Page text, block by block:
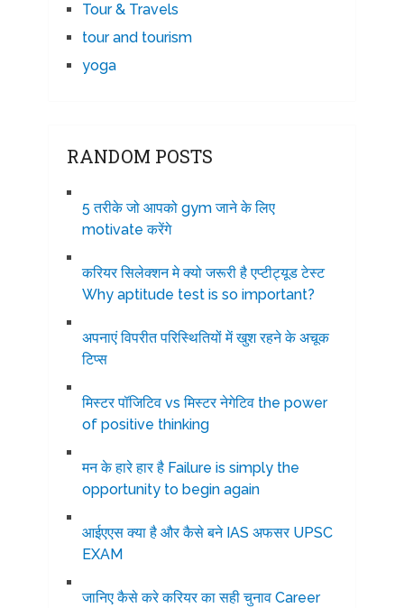
Tour & Travels
tour and tourism
yoga
RANDOM POSTS
5 तरीके जो आपको gym जाने के लिए
motivate करेंगे
करियर सिलेक्शन मे क्यो जरूरी है एप्टीट्यूड टेस्ट
Why aptitude test is so important?
अपनाएं विपरीत परिस्थितियों में खुश रहने के अचूक
टिप्स
मिस्टर पॉजिटिव vs मिस्टर नेगेटिव the power
of positive thinking
मन के हारे हार है Failure is simply the
opportunity to begin again
आईएएस क्या है और कैसे बने IAS अफसर UPSC
EXAM
जानिए कैसे करे करियर का सही चुनाव Career